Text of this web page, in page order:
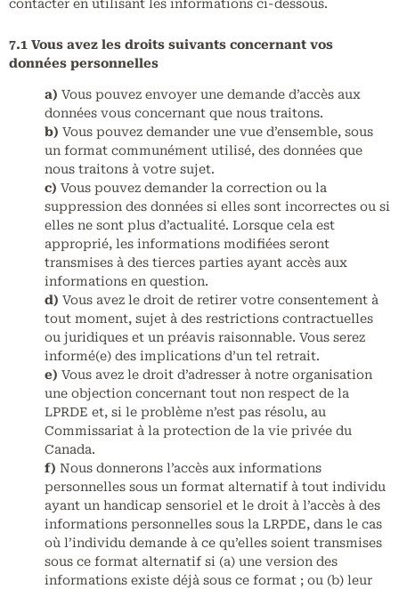
contacter en utilisant les informations ci-dessous.
7.1 Vous avez les droits suivants concernant vos
données personnelles
Vous pouvez envoyer une demande d’accès aux
données vous concernant que nous traitons.
Vous pouvez demander une vue d’ensemble, sous
un format communément utilisé, des données que
nous traitons à votre sujet.
Vous pouvez demander la correction ou la
suppression des données si elles sont incorrectes ou si
elles ne sont plus d’actualité. Lorsque cela est
approprié, les informations modifiées seront
transmises à des tierces parties ayant accès aux
informations en question.
Vous avez le droit de retirer votre consentement à
tout moment, sujet à des restrictions contractuelles
ou juridiques et un préavis raisonnable. Vous serez
informé(e) des implications d’un tel retrait.
Vous avez le droit d’adresser à notre organisation
une objection concernant tout non respect de la
LPRDE et, si le problème n’est pas résolu, au
Commissariat à la protection de la vie privée du
Canada.
Nous donnerons l’accès aux informations
personnelles sous un format alternatif à tout individu
ayant un handicap sensoriel et le droit à l’accès à des
informations personnelles sous la LRPDE, dans le cas
où l’individu demande à ce qu’elles soient transmises
sous ce format alternatif si (a) une version des
informations existe déjà sous ce format ; ou (b) leur